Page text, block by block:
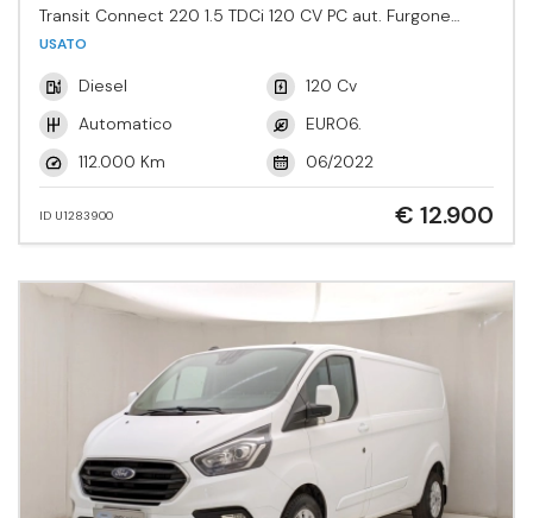
Transit Connect 220 1.5 TDCi 120 CV PC aut. Furgone
Active
USATO
Diesel
120 Cv
Automatico
EURO6.
112.000 Km
06/2022
ID U1283900 € 12.900